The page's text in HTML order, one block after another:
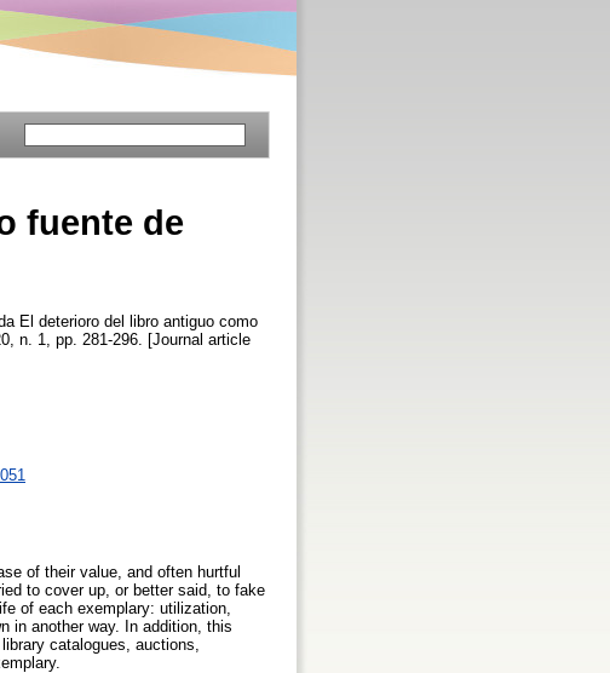
fuente de
El deterioro del libro antiguo como
n. 1, pp. 281-296. [Journal article
of their value, and often hurtful
to cover up, or better said, to fake
of each exemplary: utilization,
in another way. In addition, this
catalogues, auctions,